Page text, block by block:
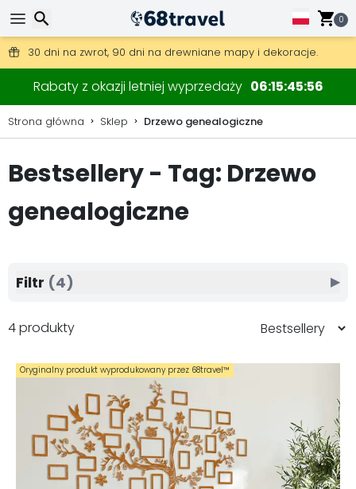
0
Darmowa wysyłka przy zamówieniach powyżej 345 zł.
30 dni na zwrot, 90 dni na drewniane mapy i dekoracje.
Rabaty z okazji letniej wyprzedaży 06 15 45 55
Strona główna Sklep Drzewo genealogiczne
Bestsellery - Tag: Drzewo
genealogiczne
4 produkty
Oryginalny produkt wyprodukowany przez 68travel™️
Filtr (4) ▶
Wyszukaj
Wyszukaj